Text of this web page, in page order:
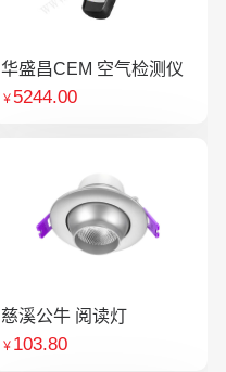
华盛昌CEM 空气检测仪
￥ 5244.00
慈溪公牛 阅读灯
￥ 103.80